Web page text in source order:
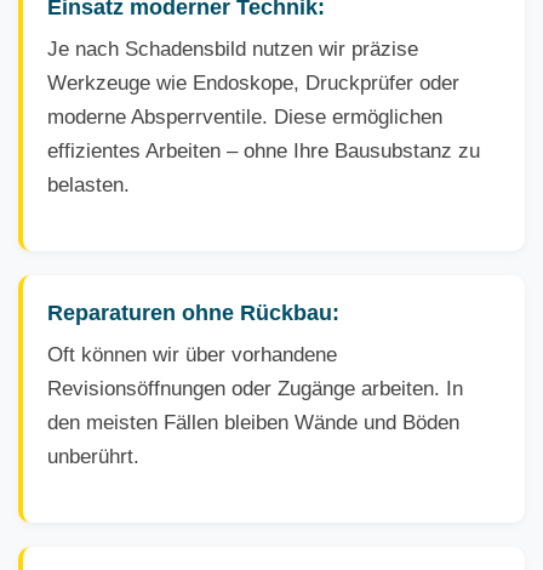
Einsatz moderner Technik:
Je nach Schadensbild nutzen wir präzise
Werkzeuge wie Endoskope, Druckprüfer oder
moderne Absperrventile. Diese ermöglichen
effizientes Arbeiten – ohne Ihre Bausubstanz zu
belasten.
Reparaturen ohne Rückbau:
Oft können wir über vorhandene
Revisionsöffnungen oder Zugänge arbeiten. In
den meisten Fällen bleiben Wände und Böden
unberührt.